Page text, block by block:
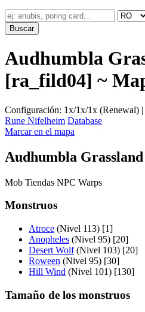
Audhumbla
[ra_fild04] ~
Configuración: 1x/1x/1x (Renewal) |
Rune Nifelheim Database
Marcar en el mapa
Audhumbla Grassland
Mob Tiendas NPC Warps
Monstruos
Atroce (Nivel 113) [1]
Anopheles (Nivel 95) [20]
Desert Wolf(Nivel 103) [20]
Roween (Nivel 95) [30]
Hill Wind (Nivel 101) [130]
Tamaño de los monstruos